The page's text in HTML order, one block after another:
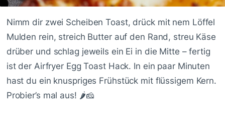
Nimm dir zwei Scheiben Toast, drück mit nem Löffel
Mulden rein, streich Butter auf den Rand, streu Käse
drüber und schlag jeweils ein Ei in die Mitte – fertig
ist der Airfryer Egg Toast Hack. In ein paar Minuten
hast du ein knuspriges Frühstück mit flüssigem Kern.
Probier’s mal aus! 🌶️🧀